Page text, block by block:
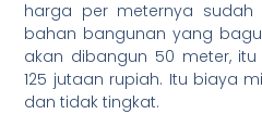
harga per meternya sudah
bahan bangunan yang
akan dibangun 50 meter,
125 jutaan rupiah. Itu biaya
dan tidak tingkat.